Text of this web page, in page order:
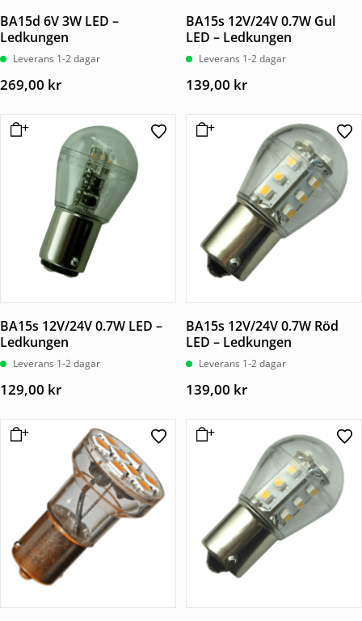
BA15d 6V 3W LED –
Ledkungen
Leverans 1-2 dagar
269,00 kr
BA15s 12V/24V 0.7W Gul
LED – Ledkungen
Leverans 1-2 dagar
139,00 kr
BA15s 12V/24V 0.7W LED –
Ledkungen
Leverans 1-2 dagar
129,00 kr
BA15s 12V/24V 0.7W Röd
LED – Ledkungen
Leverans 1-2 dagar
139,00 kr